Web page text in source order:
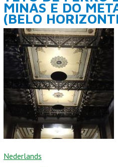
MINAS E DO
(BELO
Nederlands